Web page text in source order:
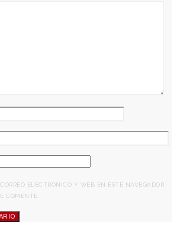
ELECTRÓNICO Y WEB EN ESTE NAVEGADOR
COMENTE.